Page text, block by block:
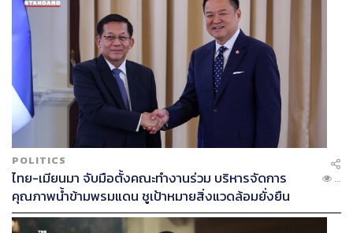
POLITICS
ไทย-เมียนมา จับมือตั้งคณะทำงานร่วม บริหารจัดการ
คุณภาพน้ำข้ามพรมแดน ชูเป้าหมายสิ่งแวดล้อมยั่งยืน
...